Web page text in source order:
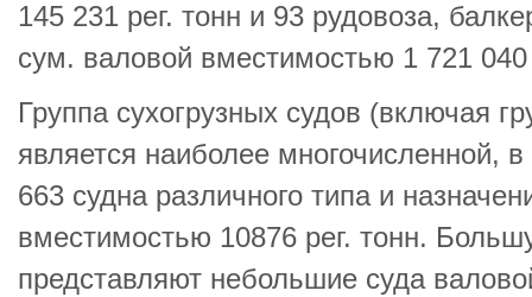
145 231 рег. тонн и 93 рудовоза,
сум. валовой вместимостью 1 721 040
Группа сухогрузных судов (включая
является наиболее многочисленной,
663 судна различного типа и
вместимостью 10876 рег. тонн.
представляют небольшие суда